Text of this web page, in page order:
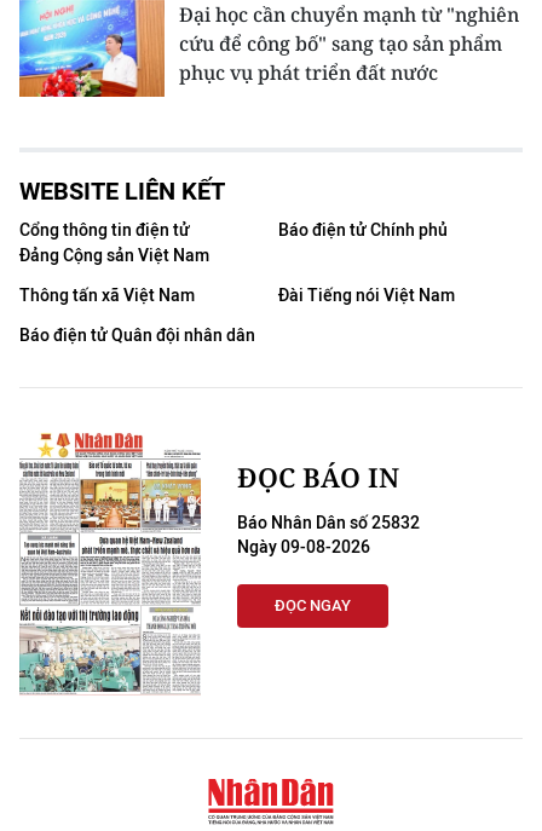
Đại học cần chuyển mạnh từ "nghiên
cứu để công bố" sang tạo sản phẩm
phục vụ phát triển đất nước
WEBSITE LIÊN KẾT
Cổng thông tin điện tử
Đảng Cộng sản Việt Nam
Báo điện tử Chính phủ
Thông tấn xã Việt Nam
Đài Tiếng nói Việt Nam
Báo điện tử Quân đội nhân dân
ĐỌC BÁO IN
Báo Nhân Dân số 25832
Ngày 09-08-2026
ĐỌC NGAY